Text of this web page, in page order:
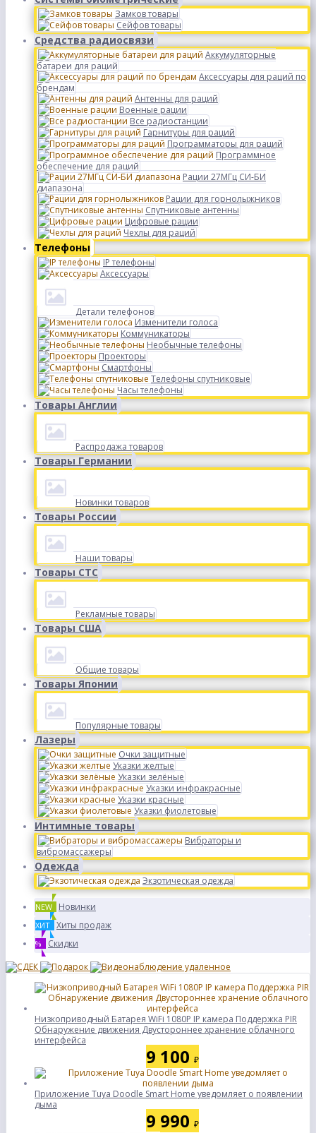
Замков товары
Сейфов товары
Средства радиосвязи
Аккумуляторные
батареи для раций
Аксессуары для раций по
брендам
Антенны для раций
Военные рации
Все радиостанции
Гарнитуры для раций
Программаторы для раций
Программное
обеспечение для раций
Рации 27МГц СИ-БИ
диапазона
Рации для горнолыжников
Спутниковые антенны
Цифровые рации
Чехлы для раций
Телефоны
IP телефоны
Аксессуары
Детали телефонов
Изменители голоса
Коммуникаторы
Необычные телефоны
Проекторы
Смартфоны
Телефоны спутниковые
Часы телефоны
Товары Англии
Распродажа товаров
Товары Германии
Новинки товаров
Товары России
Наши товары
Товары СТС
Рекламные товары
Товары США
Общие товары
Товары Японии
Популярные товары
Лазеры
Очки защитные
Указки желтые
Указки зелёные
Указки инфракрасные
Указки красные
Указки фиолетовые
Интимные товары
Вибраторы и
вибромассажеры
Одежда
Экзотическая одежда
NEW Новинки
ХИТ Хиты продаж
% Скидки
Низкоприводный Батарея WiFi 1080P IP камера Поддержка PIR
Обнаружение движения Двустороннее хранение облачного
интерфейса
9 100 ₽
Приложение Tuya Doodle Smart Home уведомляет о появлении
дыма
9 990 ₽